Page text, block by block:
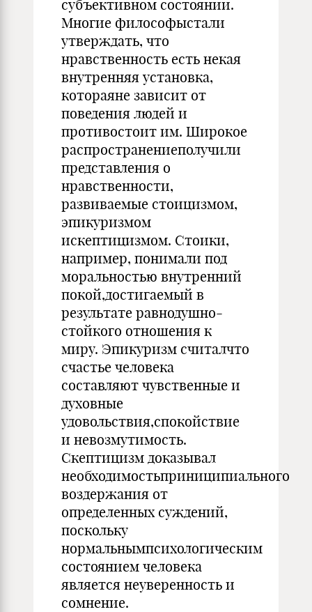
субъективном состоянии.
Многие философыстали
утверждать, что
нравственность есть некая
внутренняя установка,
котораяне зависит от
поведения людей и
противостоит им. Широкое
распространениеполучили
представления о
нравственности,
развиваемые стоицизмом,
эпикуризмом
искептицизмом. Стоики,
например, понимали под
моральностью внутренний
покой,достигаемый в
результате равнодушно-
стойкого отношения к
миру. Эпикуризм считалчто
счастье человека
составляют чувственные и
духовные
удовольствия,спокойствие
и невозмутимость.
Скептицизм доказывал
необходимостьприниципиального
воздержания от
определенных суждений,
поскольку
нормальнымпсихологическим
состоянием человека
является неуверенность и
сомнение.